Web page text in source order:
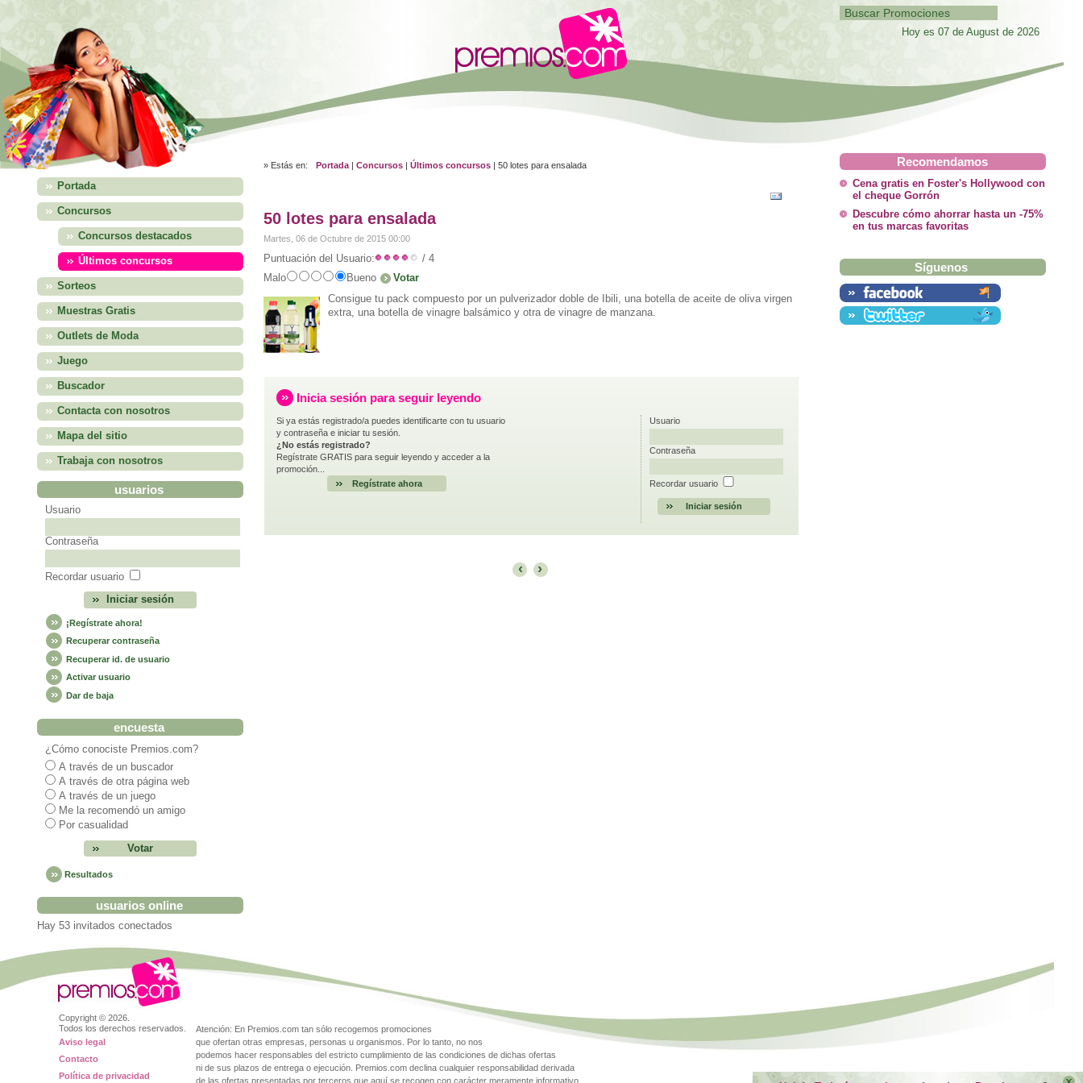
Portada
Concursos
Concursos destacados
Últimos concursos
Sorteos
Muestras Gratis
Outlets de Moda
Juego
Buscador
Contacta con nosotros
Mapa del sitio
Trabaja con nosotros
usuarios
Usuario
Contraseña
Recordar usuario
¡Regístrate ahora!
Recuperar contraseña
Recuperar id. de usuario
Activar usuario
Dar de baja
encuesta
¿Cómo conociste Premios.com?
A través de un buscador
A través de otra página web
A través de un juego
Me la recomendó un amigo
Por casualidad
Resultados
usuarios online
Hay 53 invitados conectados
Hoy es 07 de August de 2026
» Estás en: Portada |Concursos |Últimos concursos | 50 lotes para ensalada
50 lotes para ensalada
Martes, 06 de Octubre de 2015 00:00
Puntuación del Usuario:
/ 4
Malo
Bueno
Consigue tu pack compuesto por un pulverizador doble de Ibili, una botella de aceite de oliva virgen
extra, una botella de vinagre balsámico y otra de vinagre de manzana.
Inicia sesión para seguir leyendo
Si ya estás registrado/a puedes identificarte con tu usuario
y contraseña e iniciar tu sesión.
Usuario
Contraseña
Recordar usuario
¿No estás registrado?
Regístrate GRATIS para seguir leyendo y acceder a la
promoción...
Regístrate ahora
‹ ›
Recomendamos
Cena gratis en Foster's Hollywood con
el cheque Gorrón
Descubre cómo ahorrar hasta un -75%
en tus marcas favoritas
Síguenos
Copyright © 2026.
Todos los derechos reservados.
Aviso legal
Contacto
Política de privacidad
Atención: En Premios.com tan sólo recogemos promociones
que ofertan otras empresas, personas u organismos. Por lo tanto, no nos
podemos hacer responsables del estricto cumplimiento de las condiciones de dichas ofertas
ni de sus plazos de entrega o ejecución. Premios.com declina cualquier responsabilidad derivada
de las ofertas presentadas por terceros que aquí se recogen con carácter meramente informativo.